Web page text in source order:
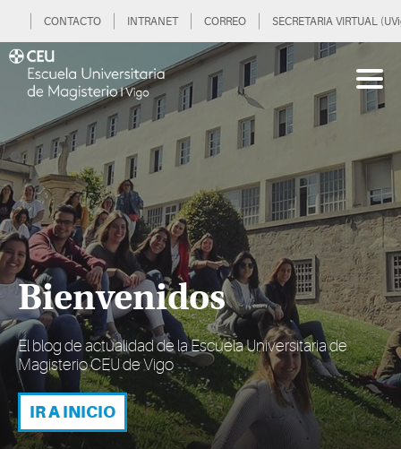
CONTACTO INTRANET CORREO SECRETARIA VIRTUAL
Bienvenidos
El blog de actualidad de la Escuela Universitaria de
Magisterio CEU de Vigo
IR A INICIO